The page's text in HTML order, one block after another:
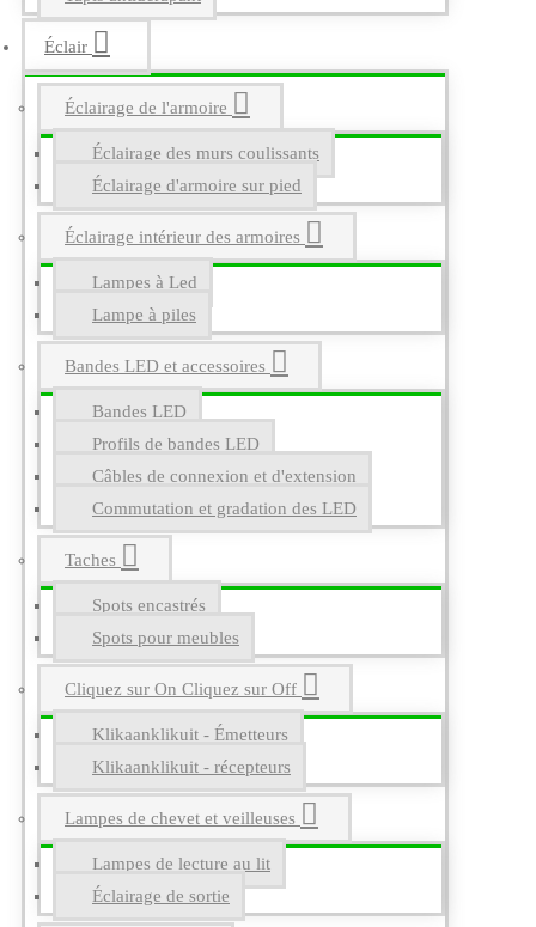
Éclair
Éclairage de l'armoire
Éclairage des murs coulissants
Éclairage d'armoire sur pied
Éclairage intérieur des armoires
Lampes à Led
Lampe à piles
Bandes LED et accessoires
Bandes LED
Profils de bandes LED
Câbles de connexion et d'extension
Commutation et gradation des LED
Taches
Spots encastrés
Spots pour meubles
Cliquez sur On Cliquez sur Off
Klikaanklikuit - Émetteurs
Klikaanklikuit - récepteurs
Lampes de chevet et veilleuses
Lampes de lecture au lit
Éclairage de sortie